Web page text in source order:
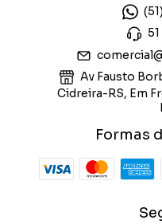
Av Fausto
Cidreira-RS, Em
Formas